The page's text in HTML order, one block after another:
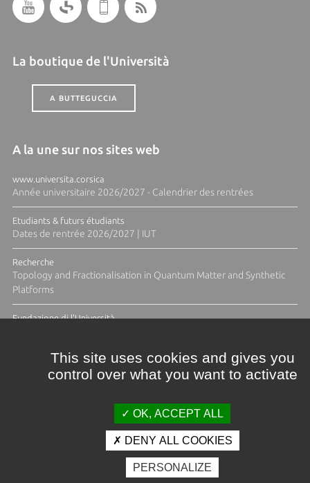
La boutique de l'Università
A BUTTEGUCCIA
A la une sur nos sites web
www.universita.corsica
Année universitaire 2026/2027 - Calendrier des rentrées
Etudiants & futurs étudiants
Dates de rentrée 2026/2027 | IUT
Recherche
Topology and Fractionalisation in Quantum Matter and Synthetic
Platforms
Fundazione di l'Università
Crédits et mentions légales
Espace presse
Photothèque
This site uses cookies and gives you
control over what you want to activate
OK, ACCEPT ALL
DENY ALL COOKIES
PERSONALIZE